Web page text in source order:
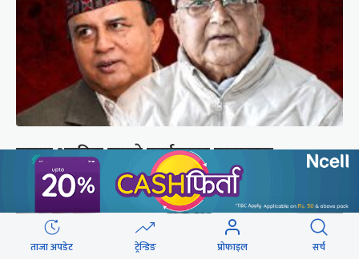
गुन्डुमा अड्किए एमाले पुनर्गठनका प्रस्तावहरू
ताजा अपडेट ट्रेन्डिङ प्रोफाइल सर्च